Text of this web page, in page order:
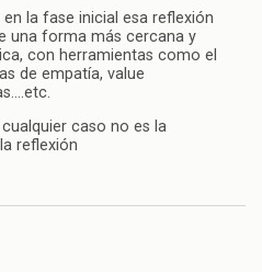
en la fase inicial esa reflexión
una forma más cercana y
con herramientas como el
de empatía, value
caso no es la
reflexión